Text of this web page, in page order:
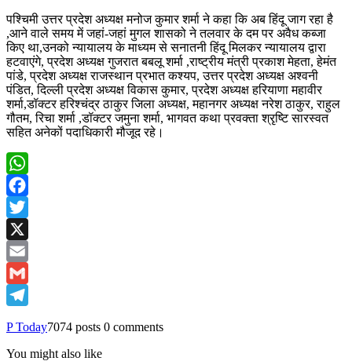
पश्चिमी उत्तर प्रदेश अध्यक्ष मनोज कुमार शर्मा ने कहा कि अब हिंदू जाग रहा है
,आने वाले समय में जहां-जहां मुगल शासको ने तलवार के दम पर अवैध कब्जा
किए था,उनको न्यायालय के माध्यम से सनातनी हिंदू मिलकर न्यायालय द्वारा
हटवाएंगे, प्रदेश अध्यक्ष गुजरात बबलू शर्मा ,राष्ट्रीय मंत्री प्रकाश मेहता, हेमंत
पांडे, प्रदेश अध्यक्ष राजस्थान प्रभात कश्यप, उत्तर प्रदेश अध्यक्ष अश्वनी
पंडित, दिल्ली प्रदेश अध्यक्ष विकास कुमार, प्रदेश अध्यक्ष हरियाणा महावीर
शर्मा,डॉक्टर हरिश्चंद्र ठाकुर जिला अध्यक्ष, महानगर अध्यक्ष नरेश ठाकुर, राहुल
गौतम, रिचा शर्मा ,डॉक्टर जमुना शर्मा, भागवत कथा प्रवक्ता श्रृष्टि सारस्वत
सहित अनेकों पदाधिकारी मौजूद रहे।
WhatsApp
Facebook
Twitter
X
Email
Gmail
P Today7074 posts 0 comments
You might also like